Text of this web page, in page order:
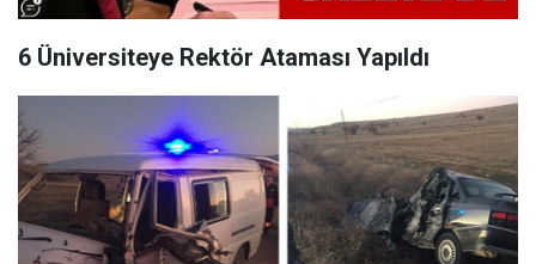
6 Üniversiteye Rektör Ataması Yapıldı